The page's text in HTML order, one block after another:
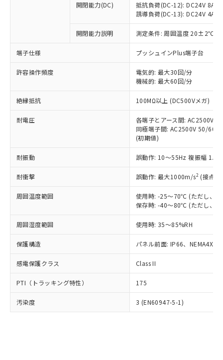
開閉能力(DC)
抵抗負荷(DC-12): DC24V 8A/
誘導負荷(DC-13): DC24V 4A/
開閉能力説明 測定条件: 周囲温度 20±2℃、
端子仕様 プッシュインPlus端子台
許容操作頻度
電気的: 最大30回/分
機械的: 最大60回/分
絶縁抵抗 100MΩ以上 (DC500Vメガ)
耐電圧
各端子とアース間: AC2500V
同極端子間: AC2500V 50/
(初期値)
耐振動 誤動作: 10～55Hz 複振幅
耐衝撃 誤動作: 最大1000m/s2 (接点
周囲温度範囲
使用時: -25～70℃ (ただし、氷
保存時: -40～80℃ (ただし、氷
周囲湿度範囲 使用時: 35～85%RH
保護構造 パネル前面: IP66、NEMA4X,
感電保護クラス Class II
PTI（トラッキング特性） 175
汚染度 3 (EN60947-5-1)
以下の条件をお読みいただき、同意のうえ
ご利用ください。
本サービスは、当社制御機器事業取扱
商品の当社在庫状況および標準価格
(税抜)を提供させていただくもので
当社制御機器事業取扱商品の中には、
本サービスの対象外となる商品もある
ことをご了承ください。
在庫状況および標準価格照会結果は、
記載している更新日時点での社内デー
タに基づき作成されるものであり、閲
覧された時点での実際の在庫および標
準価格とは異なる場合があることをご
正式な納期状況および標準価格はお客
様のお取引先、またはお客様担当のオ
ムロン制御機器販売店・当社販売員に
オムロン制御機器販売店や当社販売拠
販売ネットワーク
」をご確認
在庫状況および標準価格結果を当社の
事前の承諾なく第三者に漏洩または開
示しないようお願いします。
マイパーツ機能（部品リスト作成サー
ビス）をご利用いただくには、I-Web
対応予定なし：EU RoHS指令（10物質）の
非含有に非対応の商品で、対応品を出す予
調査・確認中：EU RoHS指令（10物質）の
非含有の対応状況を調査中または確認中の
商品です。
非該当品：ライセンス料など無形物で、有
害物質有無と関係のない商品です。
仕入先様の事情により、非含有部品として
いたものが、含有品と判明した場合などや
むを得ず変更することがあります。
鉛(Pb) 1000ppm以下、 水銀(Hg) 1000ppm以下、 カド
六価クロム(Cr(Ⅵ)) 1000ppm以下、ポリ臭化ビフェニル
類(PBB) 1000ppm以下、ポリ臭化ジフェニルエーテル類
ルベンジル（BBP） 1000ppm以下、フタル酸ジブチル
（DBP） 1000ppm以下、フタル酸ジイソブチル
但し、RoHS指令で産業用監視および制御機器に対する
適用除外項目は除く。
フタル酸エステル類の４物質については閾値を超える意
図的な使用がないことを確認しています。
部品在庫の切り替え状況などにより、予定
月が前後することがあります。
「○」：最大均質材料含有率が中国RoHSの
基準値以下であることを示します。
「×」：最大均質材料含有率が中国RoHSの
基準値を超えていることを示します。
「－」：未確認です。当社販売部門へお問
*中国RoHS10物質の基準値 (GB/T26572)：
Pb(鉛) :1000ppm、 Hg(水銀) : 1000ppm、 Cd(カドミウ
Cr(Ⅵ)(六価クロム) : 1000ppm、 PBBs(ポリ臭化ビフェ
ニル類) : 1000ppm、 PBDEs(ポリ臭化ジフェニルエーテ
ル類) : 1000ppm、
DBP(フタル酸ジブチル) : 1000ppm、 DIBP(フタル酸ジ
イソブチル) : 1000ppm、 BBP(フタル酸ブチルベンジ
DEHP(フタル酸ビス(2-エチルヘキシル)) : 1000ppm
「ｅ」：有害物質（10物質）のすべてが基
準値以下であることを示します。
「10」：通常の使用状況下において有害物
質が外部に漏えいし、環境に深刻な影響を
及ぼさない年数を意味します。
当社は、これら貴社製品のうち、外国
為替および外国貿易法に定める商品
（以下｢規制貨物等」という）を輸出
または国外への提供する場合は、日本
国政府の輸出許可(または役務取引許
可)を取得するなどの必要な手続きを
当社は規制貨物を破棄する場合は、完
全に破砕するなど、違法に輸出されな
いよう必要な手段を講じます。
当社は貴社製品を、核兵器、ミサイ
ル、化学兵器、生物兵器またはその他
武器並びにこれらの製造装置等に一切
当社は、貴社製品を第三者に販売する
場合は、上記1、2および3の内容を当
該第三者に通知します。また当社は、
販売先および販売に係わる関係者が違
法に輸出するおそれがある場合は、取
り引きをいたしません。
一定数以上の在庫あり
一定数には満たないが在庫あり
在庫なし(最新の在庫状況につ
いては、お客様のお取引先、ま
たはお客様担当のオムロン制御
機器販売店・当社販売員にご確
受注生産機種、また在庫状況の
情報を公開していない機種